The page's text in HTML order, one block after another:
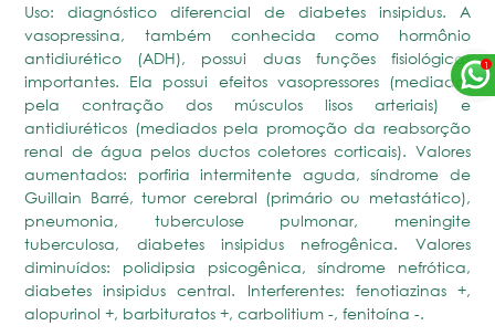
Uso: diagnóstico diferencial de diabetes insipidus. A
vasopressina, também conhecida como hormônio
antidiurético (ADH), possui duas funções fisiológicas
importantes. Ela possui efeitos vasopressores (mediados
pela contração dos músculos lisos arteriais) e
antidiuréticos (mediados pela promoção da reabsorção
renal de água pelos ductos coletores corticais). Valores
aumentados: porfiria intermitente aguda, síndrome de
Guillain Barré, tumor cerebral (primário ou metastático),
pneumonia, tuberculose pulmonar, meningite
tuberculosa, diabetes insipidus nefrogênica. Valores
diminuídos: polidipsia psicogênica, síndrome nefrótica,
diabetes insipidus central. Interferentes: fenotiazinas +,
alopurinol +, barbituratos +, carbolitium -, fenitoína -.